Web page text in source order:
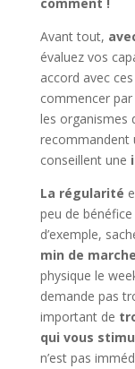
Avant tout,
évaluez vos
accord avec
commencer par
les organismes
recommandent
conseillent une
La régularité
peu de
d’exemple,
min de
physique le
demande pas
important de
qui vous
n’est pas